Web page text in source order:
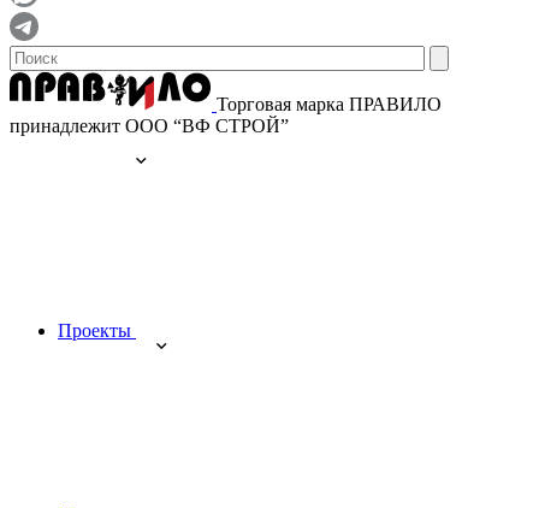
Торговая марка ПРАВИЛО
принадлежит ООО “ВФ СТРОЙ”
Проекты